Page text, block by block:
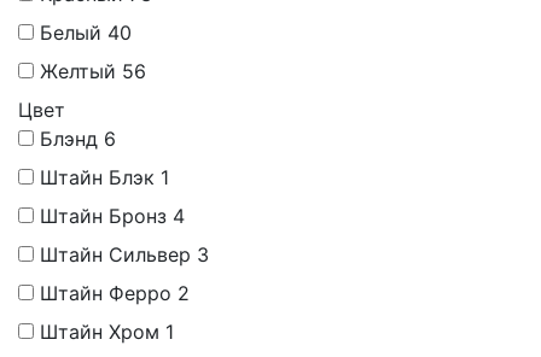
Белый 40
Желтый 56
Цвет
Блэнд 6
Штайн Блэк 1
Штайн Бронз 4
Штайн Сильвер 3
Штайн Ферро 2
Штайн Хром 1